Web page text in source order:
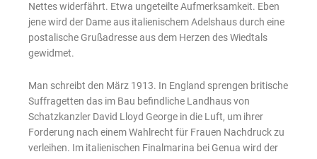
Nettes widerfährt. Etwa ungeteilte Aufmerksamkeit. Eben
jene wird der Dame aus italienischem Adelshaus durch eine
postalische Grußadresse aus dem Herzen des Wiedtals
gewidmet.
Man schreibt den März 1913. In England sprengen britische
Suffragetten das im Bau befindliche Landhaus von
Schatzkanzler David Lloyd George in die Luft, um ihrer
Forderung nach einem Wahlrecht für Frauen Nachdruck zu
verleihen. Im italienischen Finalmarina bei Genua wird der